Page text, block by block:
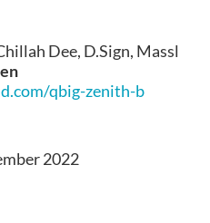
Dee, D.Sign, Massl
qbig-zenith-b
2022